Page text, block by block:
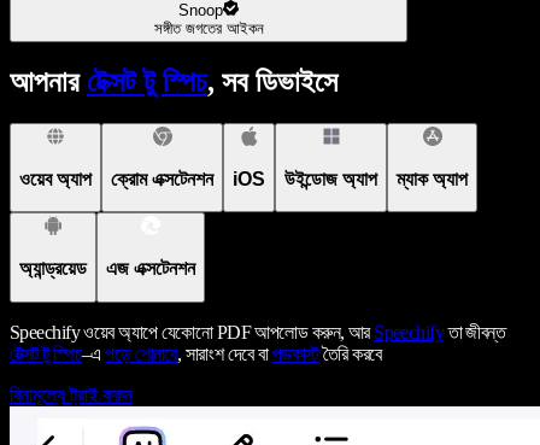
Snoop
সঙ্গীত জগতের আইকন
আপনার টেক্সট টু স্পিচ, সব ডিভাইসে
ওয়েব অ্যাপ ক্রোম এক্সটেনশন iOS উইন্ডোজ অ্যাপ ম্যাক অ্যাপ
অ্যান্ড্রয়েড এজ এক্সটেনশন
Speechify ওয়েব অ্যাপে যেকোনো PDF আপলোড করুন, আরSpeechifyতা জীবন্ত
টেক্সট টু স্পিচ–এপড়ে শোনাবে, সারাংশ দেবে বাপডকাস্টতৈরি করবে
বিনামূল্যে ট্রাই করুন